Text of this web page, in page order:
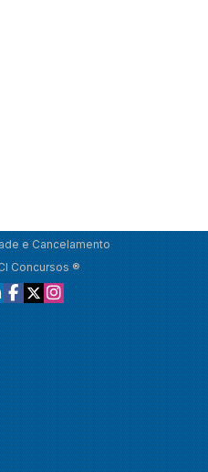
e Cancelamento
Concursos ®